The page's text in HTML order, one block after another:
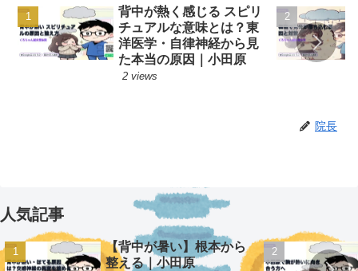
背中が熱く感じる スピリ
チュアルな意味とは？東
洋医学・自律神経から見
た本当の原因｜小田原
2 views
院長
人気記事
【背中が暑い】根本から
整える｜小田原